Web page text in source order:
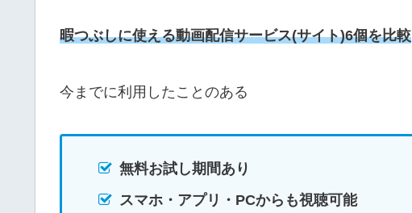
暇つぶしに使える動画配信サービス(サイト)6個を比較
今までに利用したことのある
無料お試し期間あり
スマホ・アプリ・PCからも視聴可能